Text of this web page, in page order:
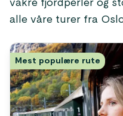
vakre fjordperler og
alle våre turer fra
Mest populære rute